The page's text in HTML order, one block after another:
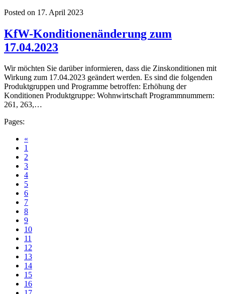
Posted on 17. April 2023
KfW-Konditionenänderung zum
17.04.2023
Wir möchten Sie darüber informieren, dass die Zinskonditionen mit
Wirkung zum 17.04.2023 geändert werden. Es sind die folgenden
Produktgruppen und Programme betroffen: Erhöhung der
Konditionen Produktgruppe: Wohnwirtschaft Programmnummern:
261, 263,…
Pages:
«
1
2
3
4
5
6
7
8
9
10
11
12
13
14
15
16